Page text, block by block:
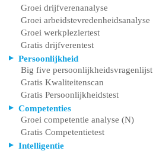
Groei drijfverenanalyse
Groei arbeidstevredenheidsanalyse
Groei werkpleziertest
Gratis drijfverentest
Persoonlijkheid
Big five persoonlijkheidsvragenlijst
Gratis Kwaliteitenscan
Gratis Persoonlijkheidstest
Competenties
Groei competentie analyse (N)
Gratis Competentietest
Intelligentie